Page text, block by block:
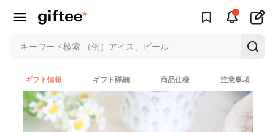
ギフト情報 ギフト詳細 商品仕様 注意事項